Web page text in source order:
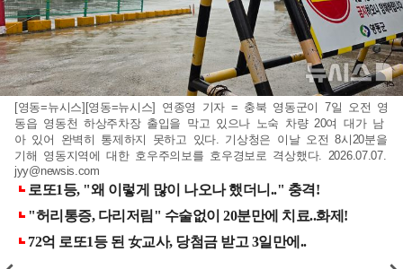
[영동=뉴시스][영동=뉴시스] 연종영 기자 = 충북 영동군이 7일 오전 영
동읍 영동천 하상주차장 출입을 막고 있으나 노숙 차량 20여 대가 남
아 있어 완벽히 통제하지 못하고 있다. 기상청은 이날 오전 8시20분을
기해 영동지역에 대한 호우주의보를 호우경보로 격상했다. 2026.07.07.
jyy@newsis.com